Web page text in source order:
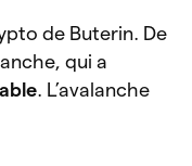
de Buterin. De
qui a
. L’avalanche